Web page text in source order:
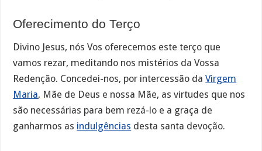
Oferecimento do Terço
Divino Jesus, nós Vos oferecemos este terço que
vamos rezar, meditando nos mistérios da Vossa
Redenção. Concedei-nos, por intercessão daVirgem
Maria, Mãe de Deus e nossa Mãe, as virtudes que nos
são necessárias para bem rezá-lo e a graça de
ganharmos as indulgências desta santa devoção.